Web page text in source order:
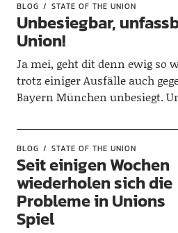
BLOG STATE OF THE UNION
Unbesiegbar,
Union!
Ja mei, geht dit denn ewig so
trotz einiger Ausfälle auch
Bayern München unbesiegt.
BLOG STATE OF THE UNION
Seit einigen Wochen
wiederholen sich die
Probleme in Unions
Spiel